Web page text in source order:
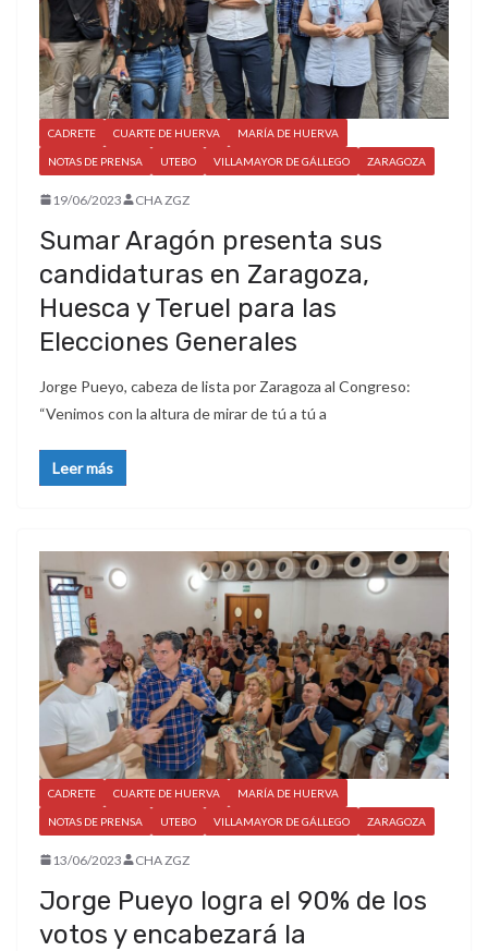
CADRETE CUARTE DE HUERVA MARÍA DE HUERVA
NOTAS DE PRENSA UTEBO VILLAMAYOR DE GÁLLEGO ZARAGOZA
19/06/2023 CHA ZGZ
Sumar Aragón presenta sus
candidaturas en Zaragoza,
Huesca y Teruel para las
Elecciones Generales
Jorge Pueyo, cabeza de lista por Zaragoza al Congreso:
“Venimos con la altura de mirar de tú a tú a
Leer más
CADRETE CUARTE DE HUERVA MARÍA DE HUERVA
NOTAS DE PRENSA UTEBO VILLAMAYOR DE GÁLLEGO ZARAGOZA
13/06/2023 CHA ZGZ
Jorge Pueyo logra el 90% de los
votos y encabezará la